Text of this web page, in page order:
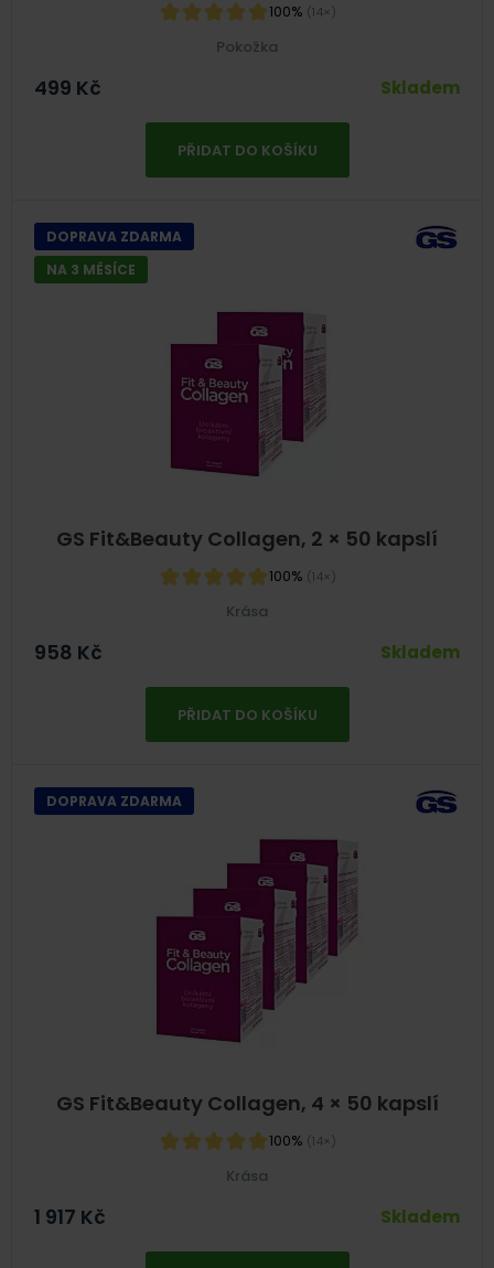
100% (14×)
Pokožka
499 Kč Skladem
PŘIDAT DO KOŠÍKU
GS Fit&Beauty Collagen, 2 × 50 kapslí
100% (14×)
DOPRAVA ZDARMA
NA 3 MĚSÍCE
Krása
958 Kč Skladem
PŘIDAT DO KOŠÍKU
GS Fit&Beauty Collagen, 4 × 50 kapslí
100% (14×)
DOPRAVA ZDARMA
Krása
1 917 Kč Skladem